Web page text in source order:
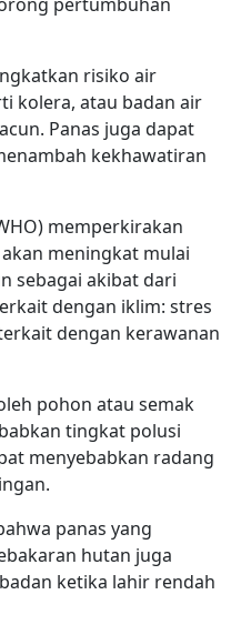
risiko air
kolera, atau badan air
Panas juga dapat
kekhawatiran
memperkirakan
meningkat mulai
sebagai akibat dari
dengan iklim: stres
dengan kerawanan
pohon atau semak
tingkat polusi
menyebabkan radang
panas yang
hutan juga
ketika lahir rendah